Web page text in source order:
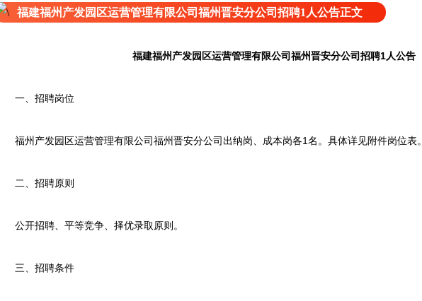
福建福州产发园区运营管理有限公司福州晋安分公司招聘1人公告正文
福建福州产发园区运营管理有限公司福州晋安分公司招聘1人公告
一、招聘岗位
福州产发园区运营管理有限公司福州晋安分公司出纳岗、成本岗各1名。具体详见附件岗位表。
二、招聘原则
公开招聘、平等竞争、择优录取原则。
三、招聘条件